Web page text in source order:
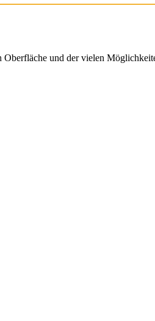
und der vielen